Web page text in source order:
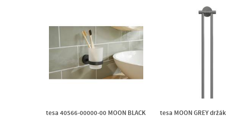
tesa 40566-00000-00 MOON BLACK
tesa MOON GREY